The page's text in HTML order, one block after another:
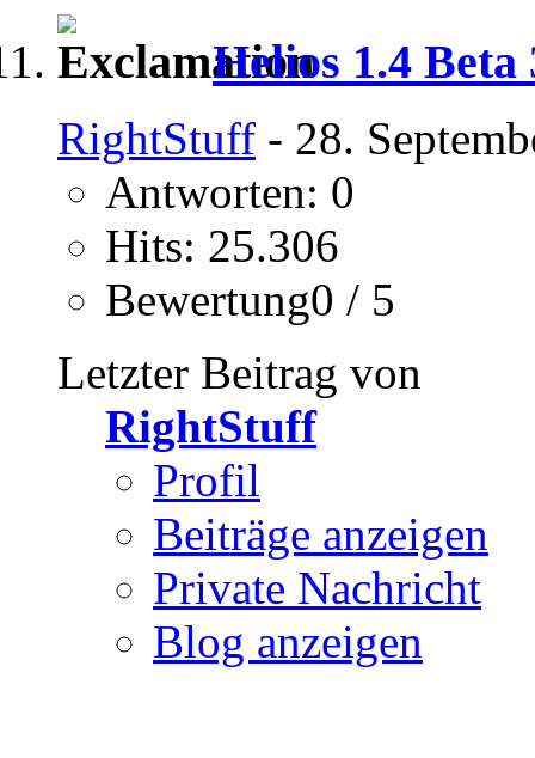
Helios 1.4
RightStuff - 28.
Antworten: 0
Hits: 25.306
Bewertung0 / 5
Letzter Beitrag von
RightStuff
Profil
Beiträge anzeigen
Private Nachricht
Blog anzeigen